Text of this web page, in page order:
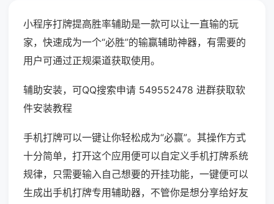
小程序打牌提高胜率辅助是一款可以让一直输的玩
家，快速成为一个“必胜”的输赢辅助神器，有需要的
用户可通过正规渠道获取使用。
辅助安装，可QQ搜索申请 549552478 进群获取软
件安装教程
手机打牌可以一键让你轻松成为“必赢”。其操作方式
十分简单，打开这个应用便可以自定义手机打牌系统
规律，只需要输入自己想要的开挂功能，一键便可以
生成出手机打牌专用辅助器，不管你是想分享给好友